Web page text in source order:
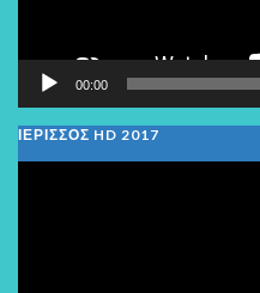
00:00
ΙΕΡΙΣΣΟΣ HD 2017